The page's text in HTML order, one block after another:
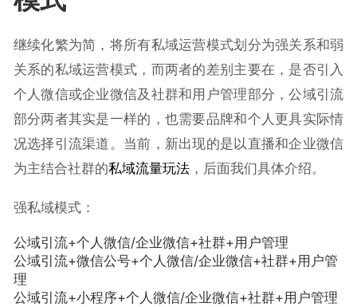
继续化繁为简，将所有私域运营模式划分为强关系和弱
关系的私域运营模式，而两者的差别主要在，是否引入
个人微信或企业微信及社群和用户管理部分，公域引流
部分两者其实是一样的，也需要品牌和个人更具实际情
况选择引流渠道。当前，新出现的是以直播和企业微信
为主结合社群的私域流量玩法，后面我们具体介绍。
强私域模式：
公域引流+个人微信/企业微信+社群+用户管理
公域引流+微信公号+个人微信/企业微信+社群+用户管
理
公域引流+小程序+个人微信/企业微信+社群+用户管理